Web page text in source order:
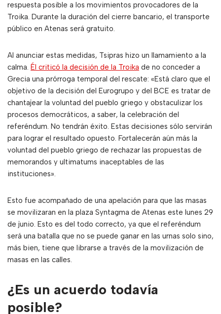
respuesta posible a los movimientos provocadores de la
Troika. Durante la duración del cierre bancario, el transporte
público en Atenas será gratuito.
Al anunciar estas medidas, Tsipras hizo un llamamiento a la
calma. Él criticó la decisión de la Troika de no conceder a
Grecia una prórroga temporal del rescate: «Está claro que el
objetivo de la decisión del Eurogrupo y del BCE es tratar de
chantajear la voluntad del pueblo griego y obstaculizar los
procesos democráticos, a saber, la celebración del
referéndum. No tendrán éxito. Estas decisiones sólo servirán
para lograr el resultado opuesto. Fortalecerán aún más la
voluntad del pueblo griego de rechazar las propuestas de
memorandos y ultimatums inaceptables de las
instituciones».
Esto fue acompañado de una apelación para que las masas
se movilizaran en la plaza Syntagma de Atenas este lunes 29
de junio. Esto es del todo correcto, ya que el referéndum
será una batalla que no se puede ganar en las urnas solo sino,
más bien, tiene que librarse a través de la movilización de
masas en las calles.
¿Es un acuerdo todavía
posible?